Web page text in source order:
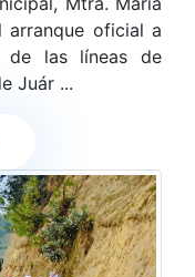
arranque oficial a
de las líneas de
Juár ...